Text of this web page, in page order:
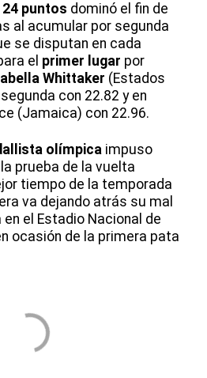
24 puntos dominó el fin de
al acumular por segunda
se disputan en cada
el primer lugar por
Whittaker (Estados
con 22.82 y en
(Jamaica) con 22.96.
olímpica impuso
la prueba de la vuelta
tiempo de la temporada
va dejando atrás su mal
el Estadio Nacional de
ocasión de la primera pata